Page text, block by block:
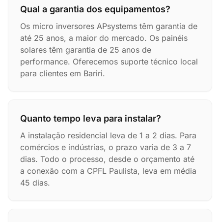
Qual a garantia dos equipamentos?
Os micro inversores APsystems têm garantia de
até 25 anos, a maior do mercado. Os painéis
solares têm garantia de 25 anos de
performance. Oferecemos suporte técnico local
para clientes em Bariri.
Quanto tempo leva para instalar?
A instalação residencial leva de 1 a 2 dias. Para
comércios e indústrias, o prazo varia de 3 a 7
dias. Todo o processo, desde o orçamento até
a conexão com a CPFL Paulista, leva em média
45 dias.